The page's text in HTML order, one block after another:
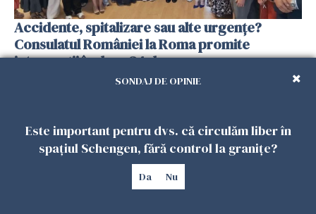
Accidente, spitalizare sau alte urgențe?
Consulatul României la Roma promite
intervenții în doar 24 de ore
SONDAJ DE OPINIE
Este important pentru dvs. că circulăm liber în
spațiul Schengen, fără control la granițe?
Da Nu